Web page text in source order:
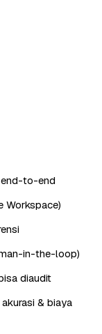
to-end
Workspace)
in-the-loop)
diaudit
& biaya